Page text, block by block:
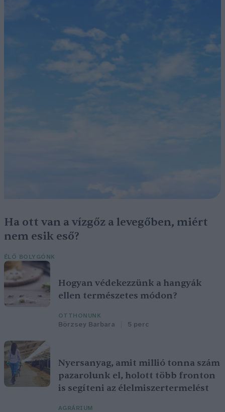
Ha ott van a vízgőz a levegőben, miért
nem esik eső?
ÉLŐ BOLYGÓNK
Hogyan védekezzünk a hangyák
ellen természetes módon?
OTTHONUNK
Börzsey Barbara 5 perc
Nyersanyag, amit millió tonna szám
pazarolunk el, holott több fronton
is segíteni az élelmiszertermelést
AGRÁRIUM